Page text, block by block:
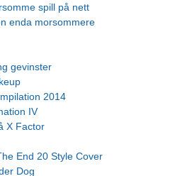
spill på nett
enda morsommere
gevinster
2014
IV
X Factor
End 20 Style Cover
Dog